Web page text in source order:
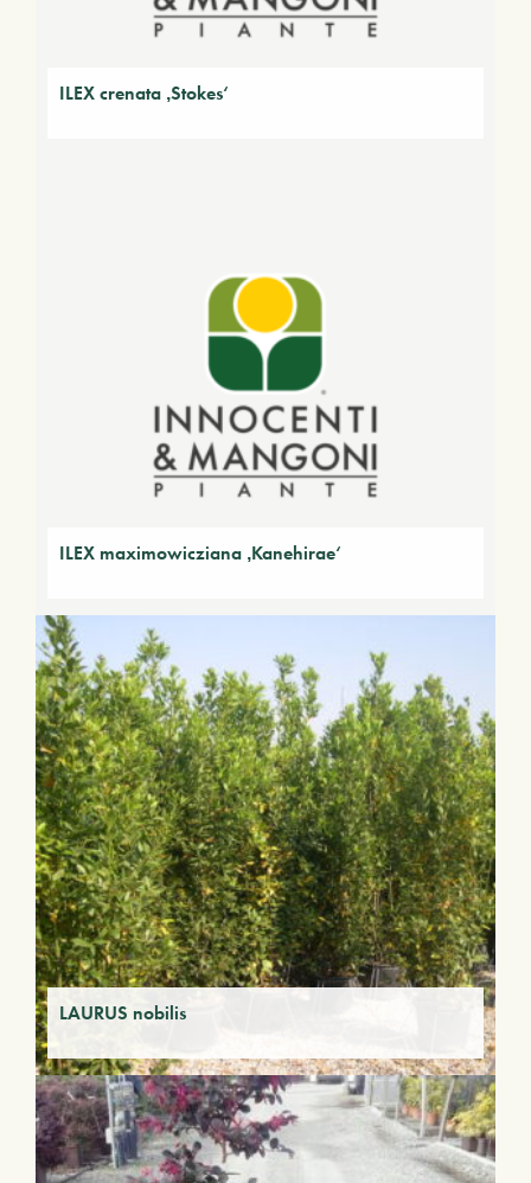
ILEX crenata ‚Stokes‘
ILEX maximowicziana ‚Kanehirae‘
LAURUS nobilis